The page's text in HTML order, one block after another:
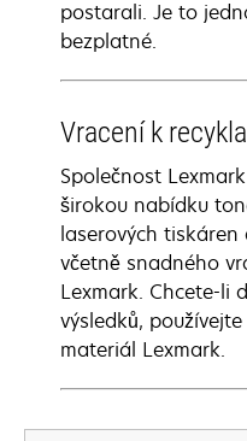
postarali. Je to
bezplatné.
Vracení k
Společnost
širokou nabídku
laserových
včetně snadného
Lexmark. Chcete-li
výsledků,
materiál Lexmark.